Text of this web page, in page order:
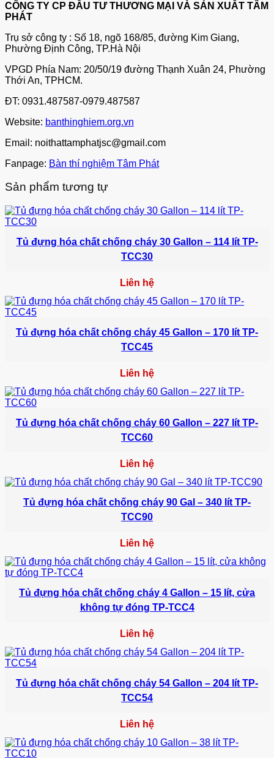
CÔNG TY CP ĐẦU TƯ THƯƠNG MẠI VÀ SẢN XUẤT TÂM
PHÁT
Trụ sở công ty : Số 18, ngõ 168/85, đường Kim Giang,
Phường Định Công, TP.Hà Nội
VPGD Phía Nam: 20/50/19 đường Thạnh Xuân 24, Phường
Thới An, TPHCM.
ĐT: 0931.487587-0979.487587
Website: banthinghiem.org.vn
Email: noithattamphatjsc@gmail.com
Fanpage: Bàn thí nghiệm Tâm Phát
Sản phẩm tương tự
Tủ đựng hóa chất chống cháy 30 Gallon – 114 lít TP-
TCC30
Liên hệ
Tủ đựng hóa chất chống cháy 45 Gallon – 170 lít TP-
TCC45
Liên hệ
Tủ đựng hóa chất chống cháy 60 Gallon – 227 lít TP-
TCC60
Liên hệ
Tủ đựng hóa chất chống cháy 90 Gal – 340 lít TP-
TCC90
Liên hệ
Tủ đựng hóa chất chống cháy 4 Gallon – 15 lít, cửa
không tự đóng TP-TCC4
Liên hệ
Tủ đựng hóa chất chống cháy 54 Gallon – 204 lít TP-
TCC54
Liên hệ